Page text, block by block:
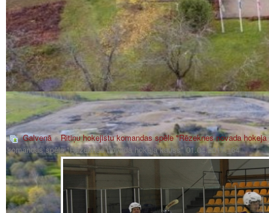
Galvenā»Ritiņu hokejistu komandas spēle "Rēzeknes novada
komandas spēle "Rēzeknes novada hokeja kauss" 01.04.2017._64